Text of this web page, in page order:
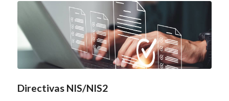
Directivas NIS/NIS2